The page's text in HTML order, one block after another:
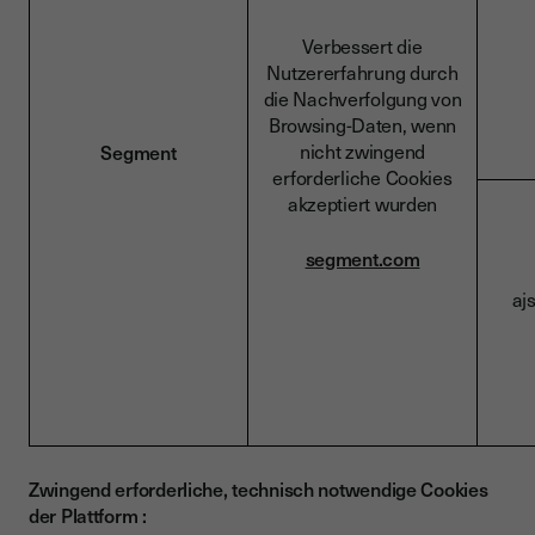
Segment
Verbessert die
Nutzererfahrung durch
die Nachverfolgung von
Browsing-Daten, wenn
nicht zwingend
erforderliche Cookies
akzeptiert wurden
segment.com
Zwingend erforderliche, technisch notwendige Cookies
der Plattform :